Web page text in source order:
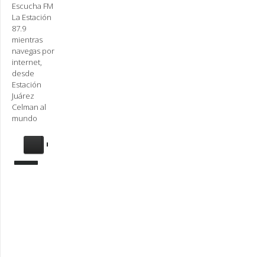
Escucha FM
La Estación
87.9
mientras
navegas por
internet,
desde
Estación
Juárez
Celman al
mundo